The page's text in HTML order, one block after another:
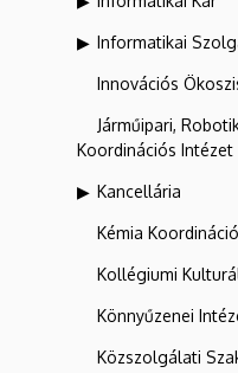
Informatikai
Innovációs
Járműipari,
Koordinációs Intézet
Kancellária
Kémia
Kollégiumi
Könnyűzenei
Közszolgálati